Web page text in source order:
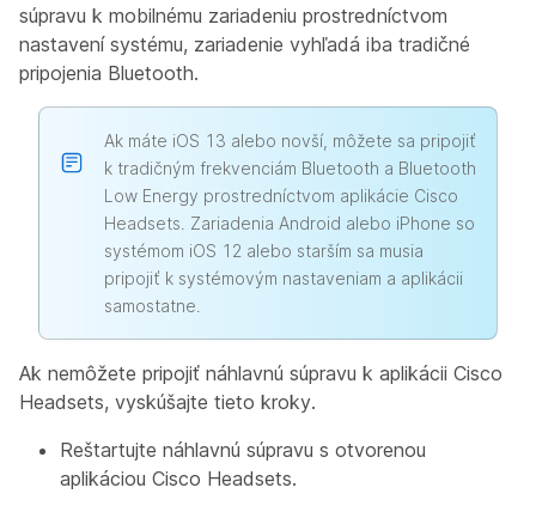
súpravu k mobilnému zariadeniu prostredníctvom
nastavení systému, zariadenie vyhľadá iba tradičné
pripojenia Bluetooth.
Ak máte iOS 13 alebo novší, môžete sa pripojiť
k tradičným frekvenciám Bluetooth a Bluetooth
Low Energy prostredníctvom aplikácie Cisco
Headsets. Zariadenia Android alebo iPhone so
systémom iOS 12 alebo starším sa musia
pripojiť k systémovým nastaveniam a aplikácii
samostatne.
Ak nemôžete pripojiť náhlavnú súpravu k aplikácii Cisco
Headsets, vyskúšajte tieto kroky.
Reštartujte náhlavnú súpravu s otvorenou
aplikáciou Cisco Headsets.